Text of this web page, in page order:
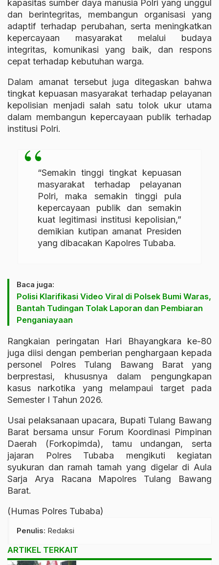
kapasitas sumber daya manusia Polri yang unggul
dan berintegritas, membangun organisasi yang
adaptif terhadap perubahan, serta meningkatkan
kepercayaan masyarakat melalui budaya
integritas, komunikasi yang baik, dan respons
cepat terhadap kebutuhan warga.
Dalam amanat tersebut juga ditegaskan bahwa
tingkat kepuasan masyarakat terhadap pelayanan
kepolisian menjadi salah satu tolok ukur utama
dalam membangun kepercayaan publik terhadap
institusi Polri.
“Semakin tinggi tingkat kepuasan
masyarakat terhadap pelayanan
Polri, maka semakin tinggi pula
kepercayaan publik dan semakin
kuat legitimasi institusi kepolisian,”
demikian kutipan amanat Presiden
yang dibacakan Kapolres Tubaba.
Baca juga:
Polisi Klarifikasi Video Viral di Polsek Bumi Waras,
Bantah Tudingan Tolak Laporan dan Pembiaran
Penganiayaan
Rangkaian peringatan Hari Bhayangkara ke-80
juga diisi dengan pemberian penghargaan kepada
personel Polres Tulang Bawang Barat yang
berprestasi, khususnya dalam pengungkapan
kasus narkotika yang melampaui target pada
Semester I Tahun 2026.
Usai pelaksanaan upacara, Bupati Tulang Bawang
Barat bersama unsur Forum Koordinasi Pimpinan
Daerah (Forkopimda), tamu undangan, serta
jajaran Polres Tubaba mengikuti kegiatan
syukuran dan ramah tamah yang digelar di Aula
Sarja Arya Racana Mapolres Tulang Bawang
Barat.
(Humas Polres Tubaba)
Penulis: Redaksi
ARTIKEL TERKAIT